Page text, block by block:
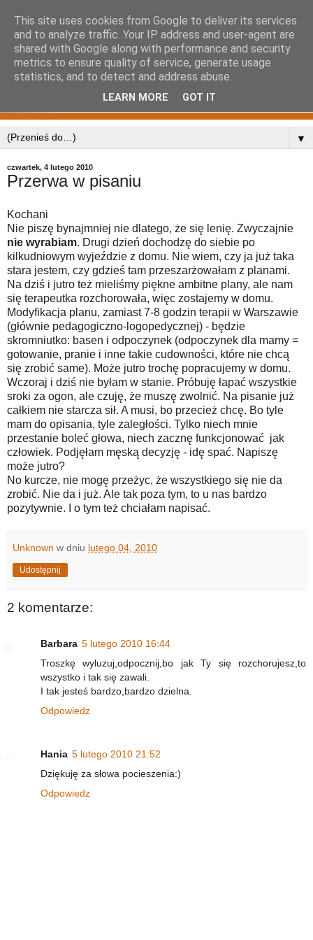
▼
czwartek, 4 lutego 2010
Przerwa w pisaniu
Kochani
Nie piszę bynajmniej nie dlatego, że się lenię. Zwyczajnie
nie wyrabiam. Drugi dzień dochodzę do siebie po
kilkudniowym wyjeździe z domu. Nie wiem, czy ja już taka
stara jestem, czy gdzieś tam przeszarżowałam z planami.
Na dziś i jutro też mieliśmy piękne ambitne plany, ale nam
się terapeutka rozchorowała, więc zostajemy w domu.
Modyfikacja planu, zamiast 7-8 godzin terapii w Warszawie
(głównie pedagogiczno-logopedycznej) - będzie
skromniutko: basen i odpoczynek (odpoczynek dla mamy =
gotowanie, pranie i inne takie cudowności, które nie chcą
się zrobić same). Może jutro trochę popracujemy w domu.
Wczoraj i dziś nie byłam w stanie. Próbuję łapać wszystkie
sroki za ogon, ale czuję, że muszę zwolnić. Na pisanie już
całkiem nie starcza sił. A musi, bo przecież chcę. Bo tyle
mam do opisania, tyle zaległości. Tylko niech mnie
przestanie boleć głowa, niech zacznę funkcjonować jak
człowiek. Podjęłam męską decyzję - idę spać. Napiszę
może jutro?
No kurcze, nie mogę przeżyc, że wszystkiego się nie da
zrobić. Nie da i już. Ale tak poza tym, to u nas bardzo
pozytywnie. I o tym też chciałam napisać.
Unknown w dniu lutego 04, 2010
Udostępnij
2 komentarze:
Barbara 5 lutego 2010 16:44
Troszkę wyluzuj,odpocznij,bo jak Ty się rozchorujesz,to
wszystko i tak się zawali.
I tak jesteś bardzo,bardzo dzielna.
Odpowiedz
Hania 5 lutego 2010 21:52
Dziękuję za słowa pocieszenia:)
Odpowiedz
This site uses cookies from Google to deliver its services
and to analyze traffic. Your IP address and user-agent are
shared with Google along with performance and security
metrics to ensure quality of service, generate usage
statistics, and to detect and address abuse.
LEARN MORE GOT IT